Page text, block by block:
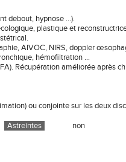
debout, hypnose ...).
plastique et
AIVOC, NIRS, doppler
hémofiltration ...
Récupération améliorée après
ou conjointe sur les deux
Astreintes
non